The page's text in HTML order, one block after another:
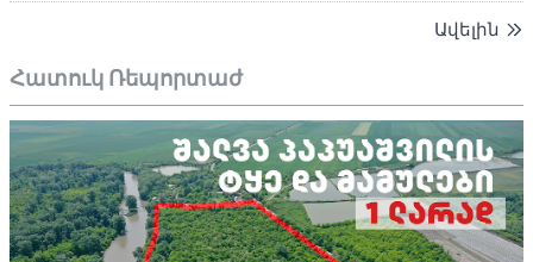
Ավելին
Հատուկ Ռեպորտաժ